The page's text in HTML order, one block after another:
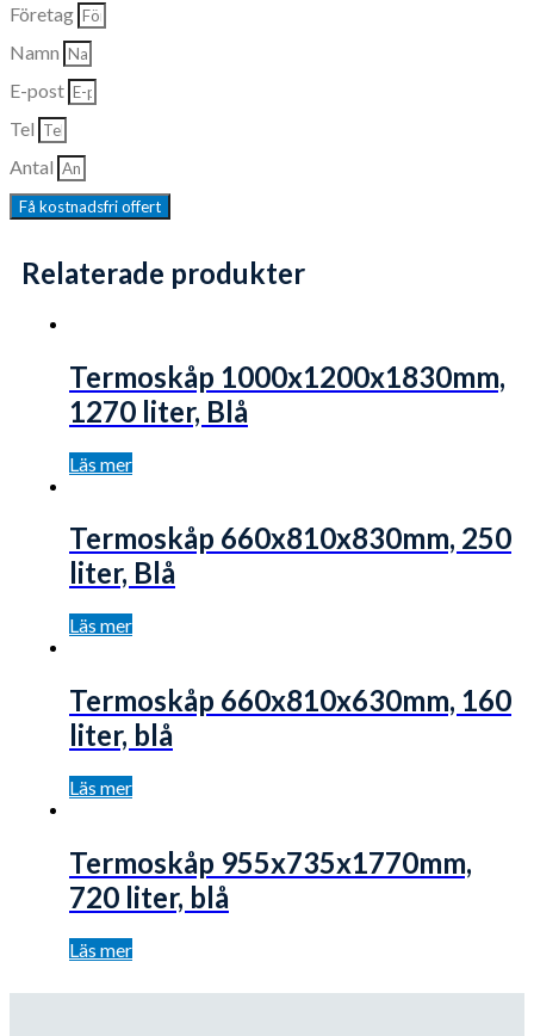
Företag
Namn
E-post
Tel
Antal
Få kostnadsfri offert
Relaterade produkter
Termoskåp 1000x1200x1830mm,
1270 liter, Blå
Läs mer
Termoskåp 660x810x830mm, 250
liter, Blå
Läs mer
Termoskåp 660x810x630mm, 160
liter, blå
Läs mer
Termoskåp 955x735x1770mm,
720 liter, blå
Läs mer